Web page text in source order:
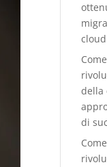
cloud
della
di